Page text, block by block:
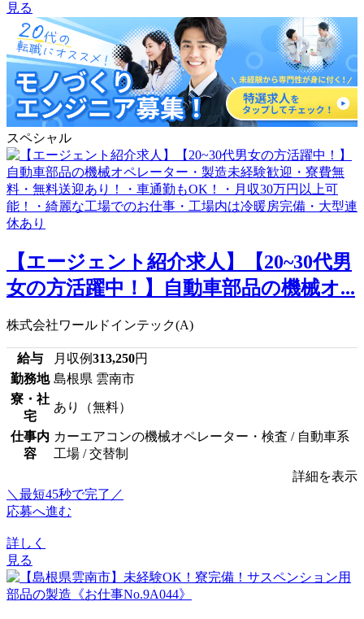
見る
スペシャル
【エージェント紹介求人】【20~30代男
女の方活躍中！】自動車部品の機械オ...
株式会社ワールドインテック(A)
給与 月収例313,250円
勤務地 島根県 雲南市
寮・社
宅
あり（無料）
仕事内
容
カーエアコンの機械オペレーター・検査 / 自動車系
工場 / 交替制
詳細を表示
＼最短45秒で完了／
応募へ進む
詳しく
見る